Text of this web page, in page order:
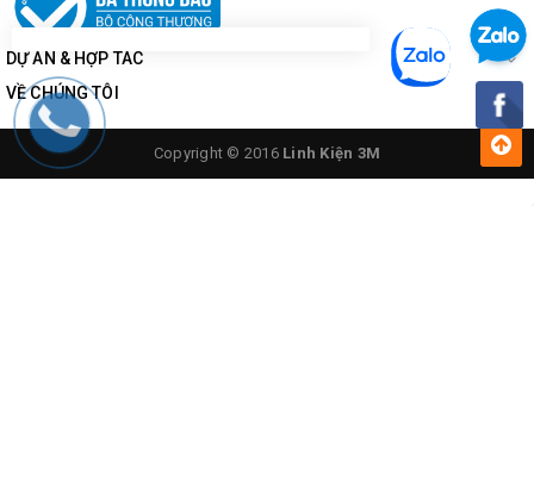
DỰ ÁN & HỢP TÁC
VỀ CHÚNG TÔI
Copyright © 2016 Linh Kiện 3M